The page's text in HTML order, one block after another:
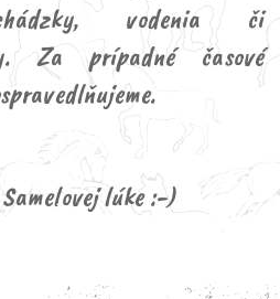
vodenia či
Za prípadné časové
lúke :-)